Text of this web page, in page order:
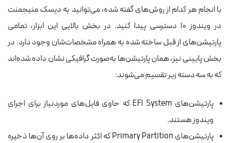
با انجام هر کدام از روش‌های گفته شده، می‌توانید به دیسک منیجمنت
در ویندوز ۱۰ دسترسی پیدا کنید.
در بخش بالایی این ابزار، تمامی
پارتیشن‌های از قبل ساخته شده به همراه مشخصات‌شان وجود دارد. در
بخش پایینی نیز، همان پارتیشن‌ها به‌صورت گرافیکی نشان داده شده‌اند
که به سه دسته زیر تقسیم می‌شوند:
پارتیشن‌های EFI System که حاوی فایل‌های موردنیاز برای اجرای
ویندوز هستند.
پارتیشن‌های Primary Partition که اکثر داده‌ها بر روی آن‌ها ذخیره